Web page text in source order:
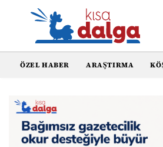
ÖZEL HABER ARAŞTIRMA